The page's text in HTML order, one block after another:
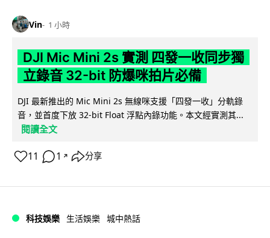
Vin 1 小時
DJI Mic Mini 2s 實測 四發一收同步獨
立錄音 32-bit 防爆咪拍片必備
DJI 最新推出的 Mic Mini 2s 無線咪支援「四發一收」分軌錄
音，並首度下放 32-bit Float 浮點內錄功能。本文經實測其...
閱讀全文
11 1 ↗ 分享
科技娛樂 生活娛樂 城中熱話